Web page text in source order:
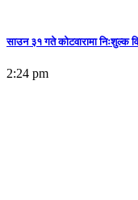
साउन ३१ गते कोटवारामा निःशुल्क
2:24 pm